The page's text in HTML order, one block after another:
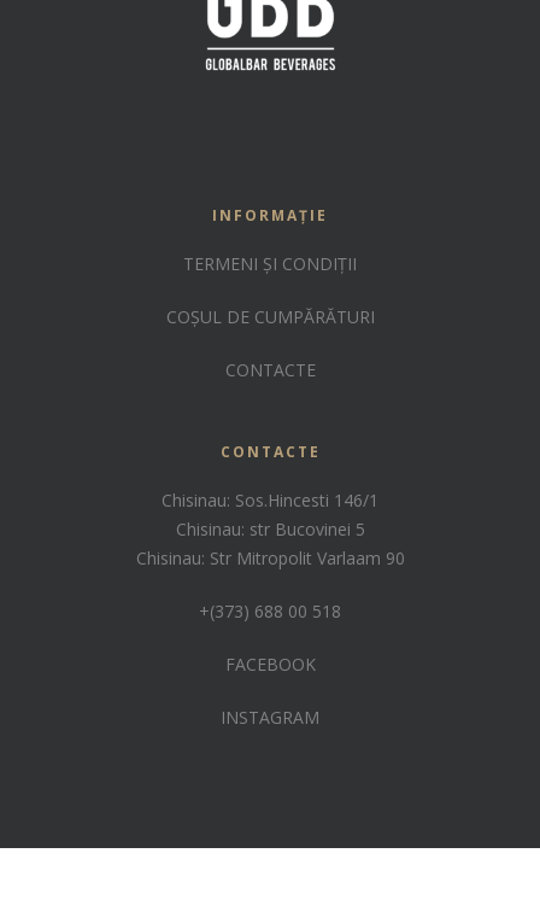
INFORMAȚIE
TERMENI ȘI CONDIȚII
COȘUL DE CUMPĂRĂTURI
CONTACTE
CONTACTE
Chisinau: Sos.Hincesti 146/1
Chisinau: str Bucovinei 5
Chisinau: Str Mitropolit Varlaam 90
+(373) 688 00 518
FACEBOOK
INSTAGRAM